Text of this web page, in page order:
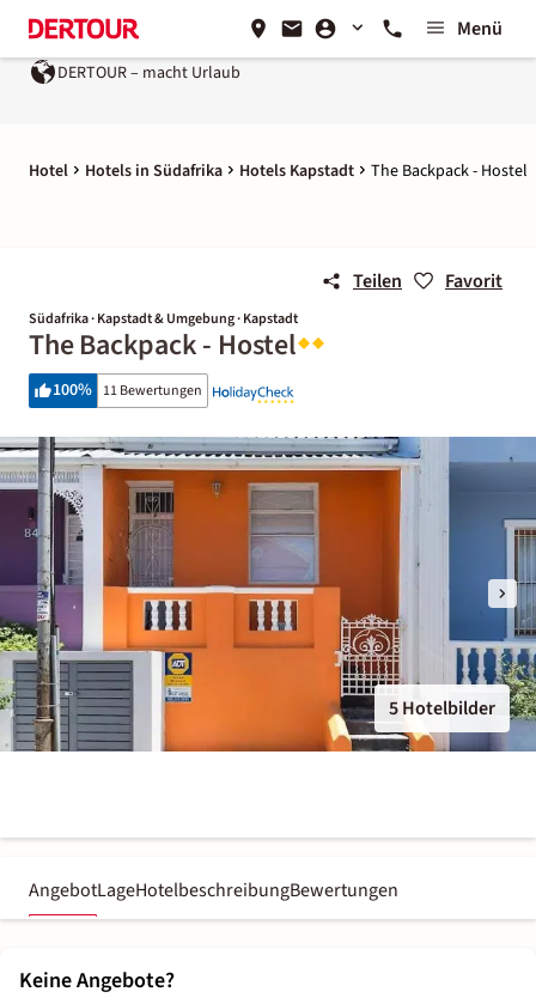
Menü
DERTOUR – macht Urlaub
Hotel Hotels in Südafrika Hotels Kapstadt The Backpack - Hostel
Teilen Favorit
Südafrika · Kapstadt & Umgebung · Kapstadt
The Backpack - Hostel
100% 11 Bewertungen
5 Hotelbilder
AngebotLageHotelbeschreibungBewertungen
Keine Angebote?